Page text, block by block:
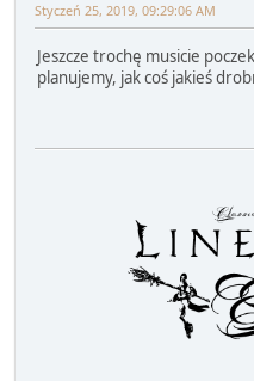
Styczeń 25, 2019, 09:29:06 AM
Jeszcze trochę musicie
planujemy, jak coś jakieś